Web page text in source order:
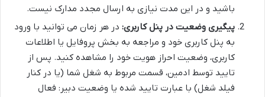
باشید و در این مدت نیازی به ارسال مجدد مدارک نیست.
پیگیری وضعیت در پنل کاربری: در هر زمان می توانید با ورود
به پنل کاربری خود و مراجعه به بخش پروفایل یا اطلاعات
کاربری، وضعیت احراز هویت خود را مشاهده کنید. پس از
تایید توسط ادمین، قسمت مربوط به شغل شما (یا در کنار
فیلد شغل) با عبارت تایید شده یا وضعیت دبیر: فعال